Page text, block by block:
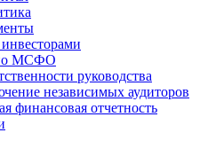
по МСФО
руководства
независимых аудиторов
финансовая отчетность